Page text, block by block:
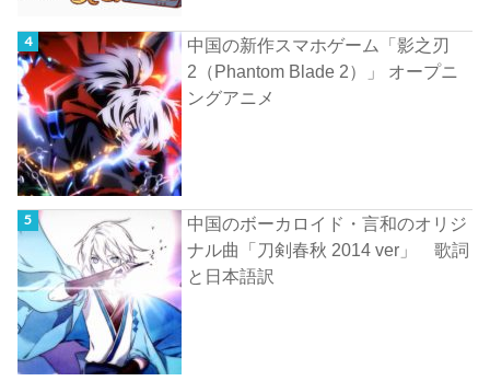
中国の新作スマホゲーム「影之刃
2（Phantom Blade 2）」 オープニ
ングアニメ
中国のボーカロイド・言和のオリジ
ナル曲「刀剣春秋 2014 ver」 歌詞
と日本語訳